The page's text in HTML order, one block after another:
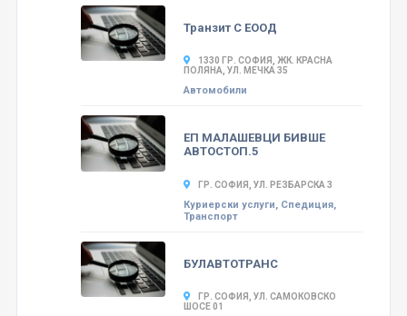
Транзит С ЕООД
1330 ГР. СОФИЯ, ЖК. КРАСНА
ПОЛЯНА, УЛ. МЕЧКА 35
Автомобили
ЕП МАЛАШЕВЦИ БИВШЕ
АВТОСТОП.5
ГР. СОФИЯ, УЛ. РЕЗБАРСКА 3
Куриерски услуги, Спедиция,
Транспорт
БУЛАВТОТРАНС
ГР. СОФИЯ, УЛ. САМОКОВСКО
ШОСЕ 01